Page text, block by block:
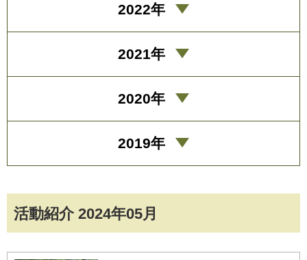
活動紹介 2024年05月
2022年
2021年
2020年
2019年